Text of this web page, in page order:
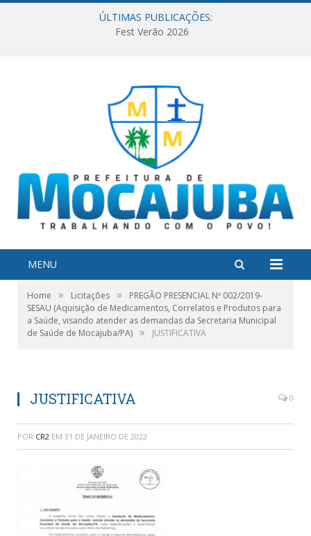
ÚLTIMAS PUBLICAÇÕES:
Fest Verão 2026
MENU
Home » Licitações »
PREGÃO PRESENCIAL Nº 002/2019-
SESAU (Aquisição de Medicamentos, Correlatos e Produtos para
a Saúde, visando atender as demandas da Secretaria Municipal
de Saúde de Mocajuba/PA) » JUSTIFICATIVA
JUSTIFICATIVA 0
POR CR2 EM 31 DE JANEIRO DE 2022